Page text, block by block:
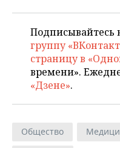
Подписывайтесь
группу
страницу в
времени».
«Дзене».
Общество